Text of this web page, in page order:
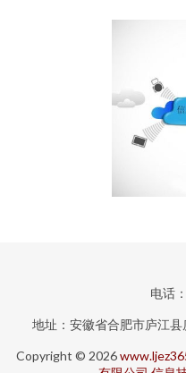
电话
地址：安徽省合肥市庐江
Copyright © 2026